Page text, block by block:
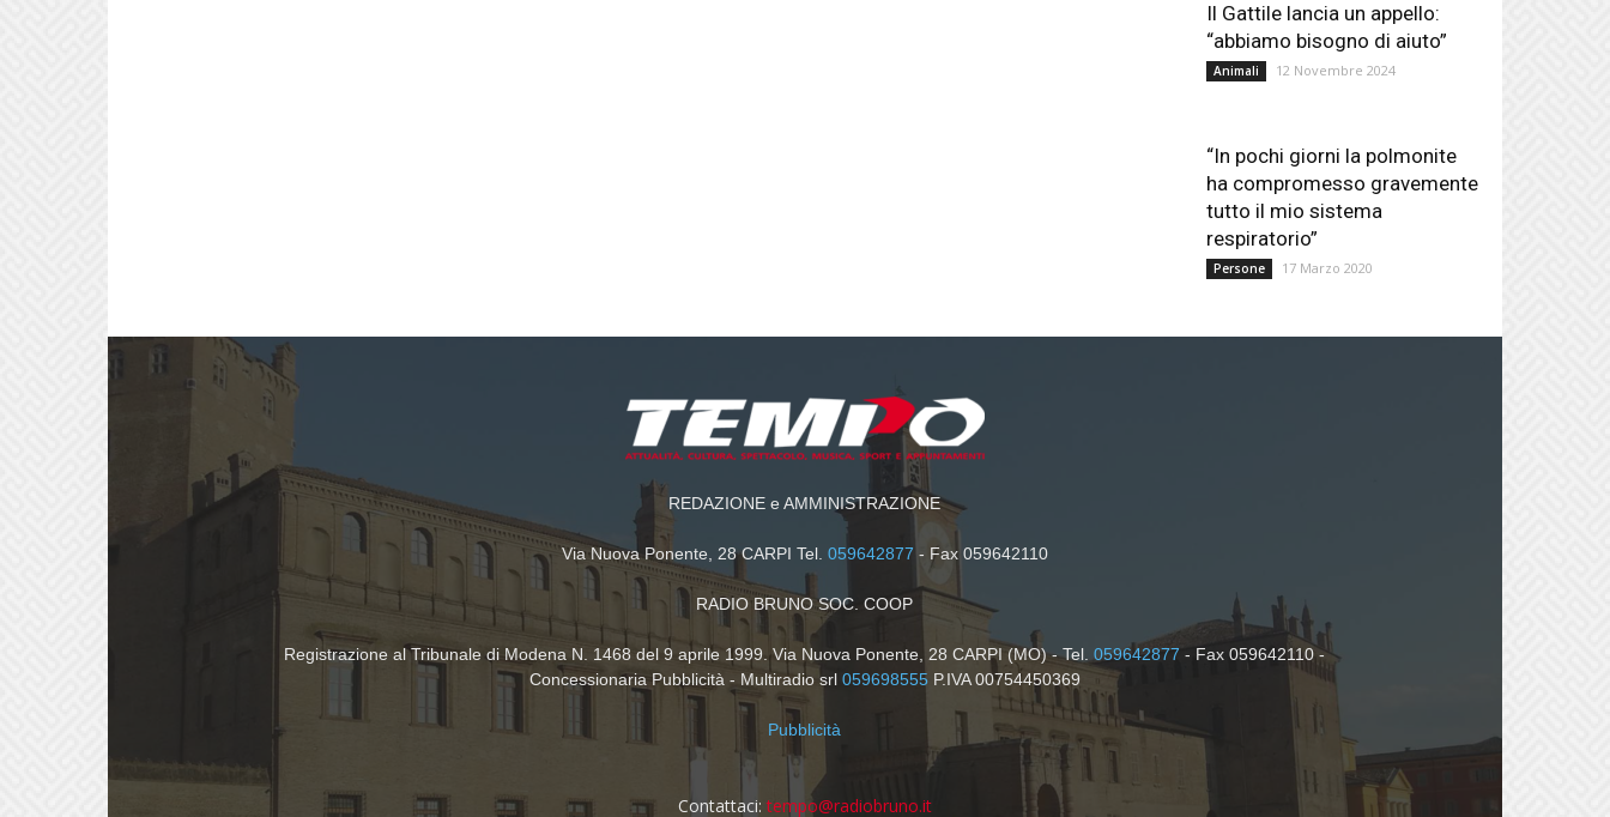
Il Gattile lancia un appello:
“abbiamo bisogno di aiuto”
Animali 12 Novembre 2024
“In pochi giorni la polmonite
ha compromesso gravemente
tutto il mio sistema
respiratorio”
Persone 17 Marzo 2020
REDAZIONE e AMMINISTRAZIONE
Via Nuova Ponente, 28 CARPI Tel. 059642877 - Fax 059642110
RADIO BRUNO SOC. COOP
Registrazione al Tribunale di Modena N. 1468 del 9 aprile 1999. Via Nuova Ponente, 28 CARPI (MO) - Tel.059642877 - Fax 059642110 -
Concessionaria Pubblicità - Multiradio srl 059698555P.IVA 00754450369
Pubblicità
Contattaci: tempo@radiobruno.it